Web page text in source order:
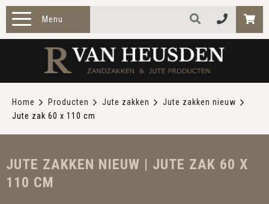
Menu
ZAKELIJK
OVER ONS
Home Producten Jute zakken
Jute zakken nieuw
Jute zak 60 x 110 cm
JUTE ZAKKEN NIEUW | JUTE ZAK 60 X
110 CM